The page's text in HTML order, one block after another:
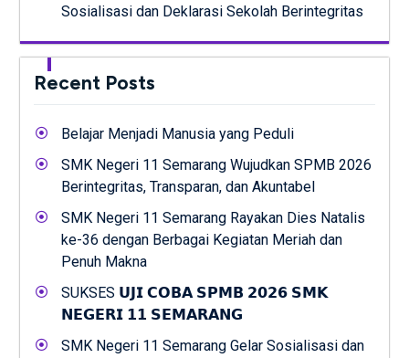
Sosialisasi dan Deklarasi Sekolah Berintegritas
Recent Posts
Belajar Menjadi Manusia yang Peduli
SMK Negeri 11 Semarang Wujudkan SPMB 2026
Berintegritas, Transparan, dan Akuntabel
SMK Negeri 11 Semarang Rayakan Dies Natalis
ke-36 dengan Berbagai Kegiatan Meriah dan
Penuh Makna
SUKSES 𝗨𝗝𝗜 𝗖𝗢𝗕𝗔 𝗦𝗣𝗠𝗕 𝟮𝟬𝟮𝟲 𝗦𝗠𝗞
𝗡𝗘𝗚𝗘𝗥𝗜 𝟭𝟭 𝗦𝗘𝗠𝗔𝗥𝗔𝗡𝗚
SMK Negeri 11 Semarang Gelar Sosialisasi dan